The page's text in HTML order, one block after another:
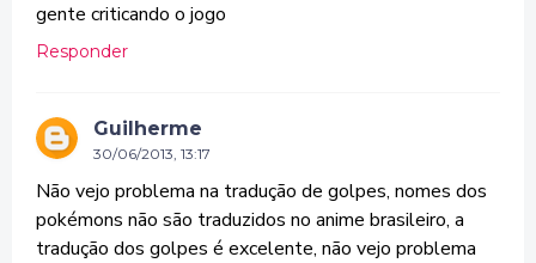
gente criticando o jogo
Responder
Guilherme
30/06/2013, 13:17
Não vejo problema na tradução de golpes, nomes dos
pokémons não são traduzidos no anime brasileiro, a
tradução dos golpes é excelente, não vejo problema